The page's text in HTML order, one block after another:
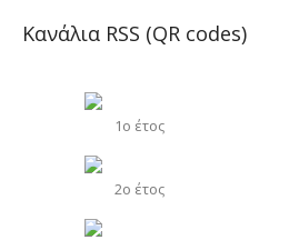
Κανάλια RSS (QR codes)
1o έτος
2o έτος